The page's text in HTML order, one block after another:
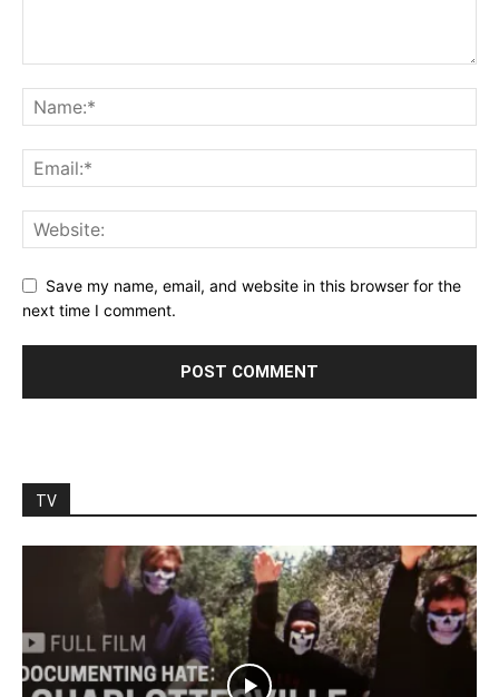
Save my name, email, and website in this browser for the
next time I comment.
TV